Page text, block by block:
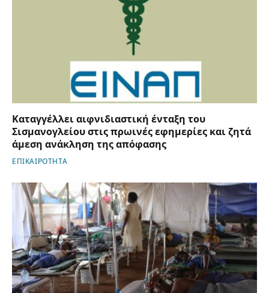
Καταγγέλλει αιφνιδιαστική ένταξη του
Σισμανογλείου στις πρωινές εφημερίες και ζητά
άμεση ανάκληση της απόφασης
ΕΠΙΚΑΙΡΟΤΗΤΑ